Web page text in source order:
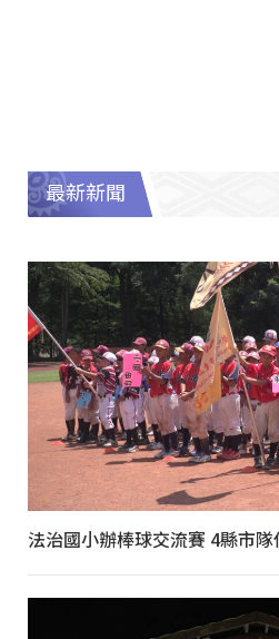
最新新聞
法治國小辦棒球交流賽 4縣市